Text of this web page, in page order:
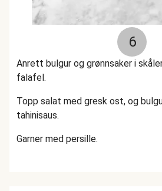
6
Anrett bulgur og grønnsaker i
falafel.
Topp salat med gresk ost, og
tahinisaus.
Garner med persille.